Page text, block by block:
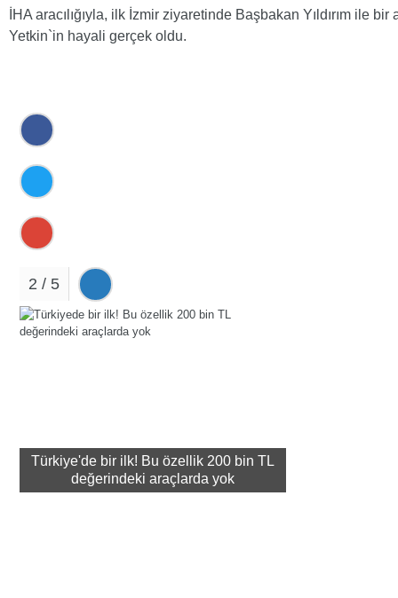
İHA aracılığıyla, ilk İzmir ziyaretinde Başbakan Yıldırım ile
Yetkin`in hayali gerçek oldu.
2 / 5
Türkiye'de bir ilk! Bu özellik 200 bin TL
değerindeki araçlarda yok